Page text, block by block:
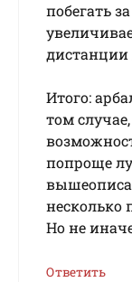
побегать
дистанции
Итого:
том
попроще
несколько
Но не
Ответить